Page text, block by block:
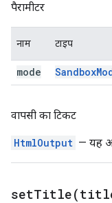
पैरामीटर
नाम टाइप
mode Sandbox
वापसी का टिकट
HtmlOutput — यह
setTitle(